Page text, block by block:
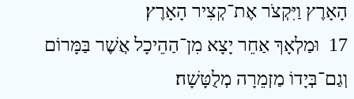
הָאָרֶץ וַיִּקְצֹר אֶת־קְצִיר הָאָרֶץ׃
17 וּמַלְאָךְ אַחֵר יָצָא מִן־הַהֵיכָל אֲשֶׁר בַּמָּרוֹם
וְגַם־בְּיָדוֹ מַזְמֵרָה מְלֻטָּשָׁה׃